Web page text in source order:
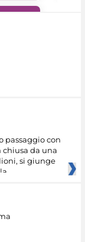
passaggio con
da una
si giunge